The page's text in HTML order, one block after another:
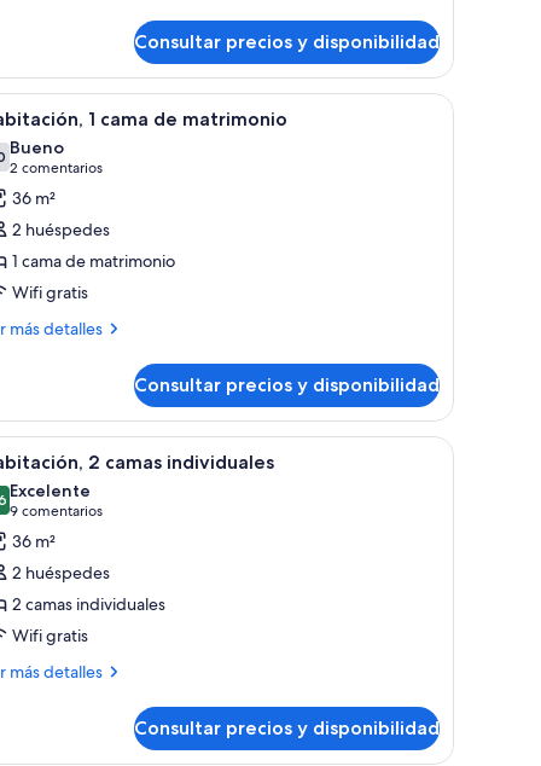
Consultar precios y disponibilidad
amueblado con un sofá y sillas.Habitación de hotel con una cama grande,
3 1 cama de matrimonio
de 10
Bueno
2 comentarios
(2 comentarios)
36 m²
2 huéspedes
1 cama de matrimonio
Wifi gratis
más detalles
Consultar precios y disponibilidad
silla, televisor y vistas al exterior.Habitación de hotel con dos camas, un
4 2 camas individuales
de 10
Excelente
9 comentarios
(9 comentarios)
36 m²
2 huéspedes
2 camas individuales
Wifi gratis
más detalles
Consultar precios y disponibilidad